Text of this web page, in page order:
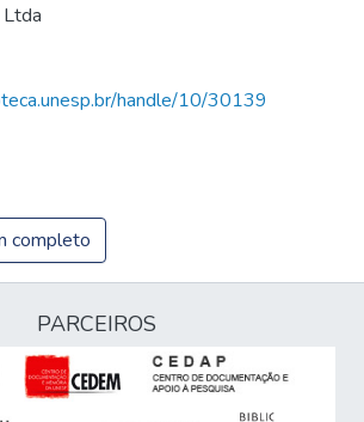
handle/10/30139
completo
PARCEIROS